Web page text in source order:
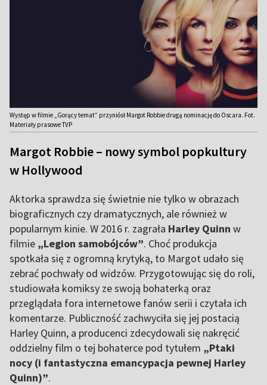
Występ w filmie „Gorący temat” przyniósł Margot Robbie drugą nominację do Oscara. Fot.
Materiały prasowe TVP
Margot Robbie – nowy symbol popkultury
w Hollywood
Aktorka sprawdza się świetnie nie tylko w obrazach
biograficznych czy dramatycznych, ale również w
popularnym kinie. W 2016 r. zagrała Harley Quinn w
filmie „Legion samobójców”. Choć produkcja
spotkała się z ogromną krytyką, to Margot udało się
zebrać pochwały od widzów. Przygotowując się do roli,
studiowała komiksy ze swoją bohaterką oraz
przeglądała fora internetowe fanów serii i czytała ich
komentarze. Publiczność zachwyciła się jej postacią
Harley Quinn, a producenci zdecydowali się nakręcić
oddzielny film o tej bohaterce pod tytułem „Ptaki
nocy (i fantastyczna emancypacja pewnej Harley
Quinn)”.